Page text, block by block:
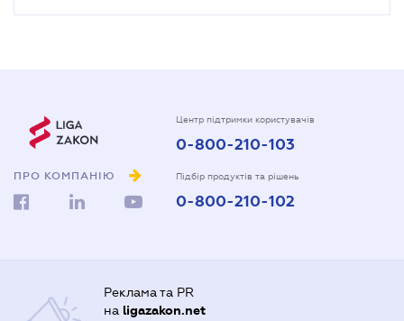
ПРО КОМПАНІЮ
Центр підтримки користувачів
0-800-210-103
Підбір продуктів та рішень
0-800-210-102
Реклама та PR
на ligazakon.net